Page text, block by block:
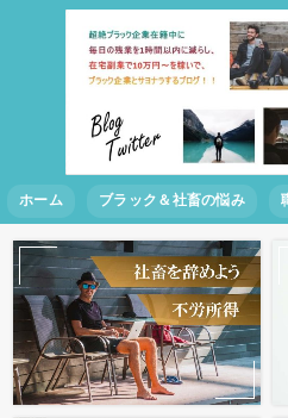
ホーム ブラック＆社畜の悩み